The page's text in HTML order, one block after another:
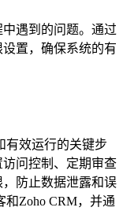
遇到的问题。通过
置，确保系统的有
有效运行的关键步
问控制、定期审查
防止数据泄露和误
Zoho CRM，并通